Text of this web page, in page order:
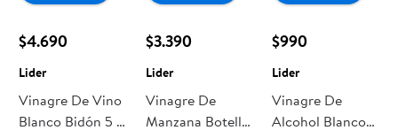
$4.690
Lider
Vinagre De Vino
Blanco Bidón 5 L
$3.390
Lider
Vinagre De
Manzana Botella
$990
Lider
Vinagre De
Alcohol Blanco